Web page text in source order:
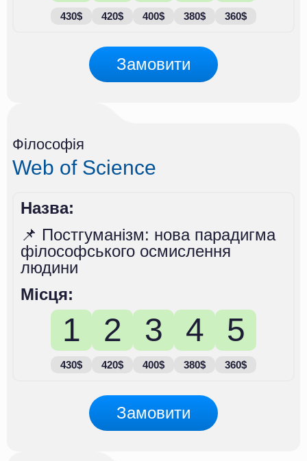
430$ 420$ 400$ 380$ 360$
Замовити
Філософія
Web of Science
Назва:
📌 Постгуманізм: нова парадигма
філософського осмислення
людини
Місця:
1
430$
2
420$
3
400$
4
380$
5
360$
Замовити